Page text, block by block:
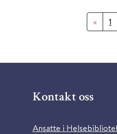
« 1
Kontakt oss
Ansatte i